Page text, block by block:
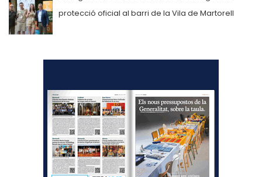
protecció oficial al barri de la Vila de Martorell